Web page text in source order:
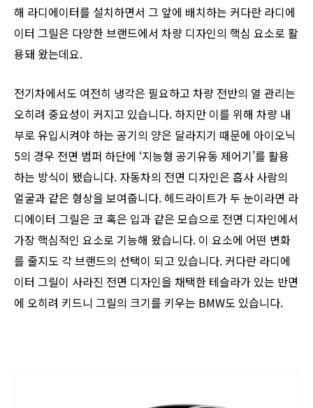
해 라디에이터를 설치하면서 그 앞에 배치하는 커다란 라디에
이터 그릴은 다양한 브랜드에서 차량 디자인의 핵심 요소로 활
용돼 왔는데요.
전기차에서도 여전히 냉각은 필요하고 차량 전반의 열 관리는
오히려 중요성이 커지고 있습니다. 하지만 이를 위해 차량 내
부로 유입시켜야 하는 공기의 양은 달라지기 때문에 아이오닉
5의 경우 전면 범퍼 하단에 ‘지능형 공기유동 제어기’를 활용
하는 방식이 됐습니다. 자동차의 전면 디자인은 흡사 사람의
얼굴과 같은 형상을 보여줍니다. 헤드라이트가 두 눈이라면 라
디에이터 그릴은 코 혹은 입과 같은 모습으로 전면 디자인에서
가장 핵심적인 요소로 기능해 왔습니다. 이 요소에 어떤 변화
를 줄지도 각 브랜드의 선택이 되고 있습니다. 커다란 라디에
이터 그릴이 사라진 전면 디자인을 채택한 테슬라가 있는 반면
에 오히려 키드니 그릴의 크기를 키우는 BMW도 있습니다.